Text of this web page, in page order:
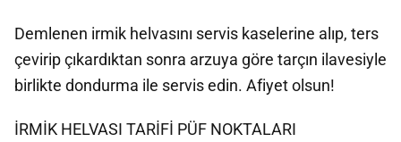
Demlenen irmik helvasını servis kaselerine alıp, ters
çevirip çıkardıktan sonra arzuya göre tarçın ilavesiyle
birlikte dondurma ile servis edin. Afiyet olsun!
İRMİK HELVASI TARİFİ PÜF NOKTALARI